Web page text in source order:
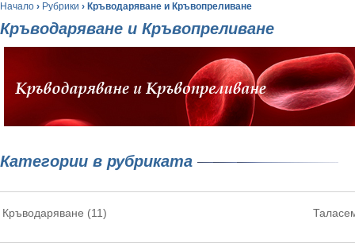
Начало › Рубрики › Кръводаряване и Кръвопреливане
Кръводаряване и Кръвопреливане
Категории в рубриката
Кръводаряване (11)